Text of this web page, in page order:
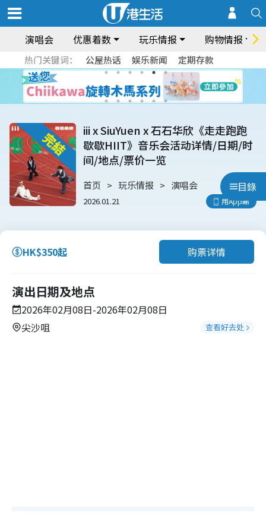
演唱会 优惠着数 玩乐情报 购物情报
热门关键词： 公屋热话 娱乐新闻 定期存款
目錄
iii x SiuYuen x 石石华欣《走走跑跑
歇歇HIIT》音乐会活动详情/日期/时
间/地点/票价一览
首页 玩乐情报 演唱会
2026.01.21 用App睇
HK$350起 购票详情
演出日期及地点
2026年02月08日-2026年02月08日
尖沙咀
查看好去处